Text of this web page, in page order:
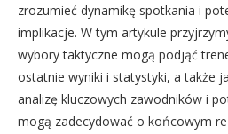
zrozumieć dynamikę spotkania i
implikacje. W tym artykule
wybory taktyczne mogą podjąć
ostatnie wyniki i statystyki, a także
analizę kluczowych zawodników i
mogą zadecydować o końcowym